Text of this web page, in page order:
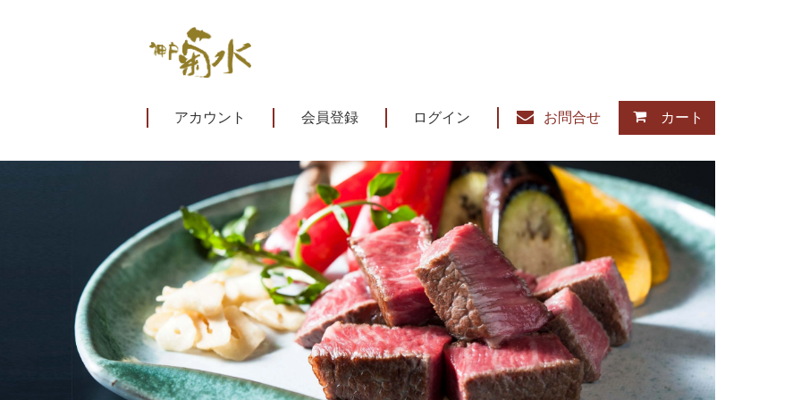
アカウント 会員登録 ログイン お問合せ カート